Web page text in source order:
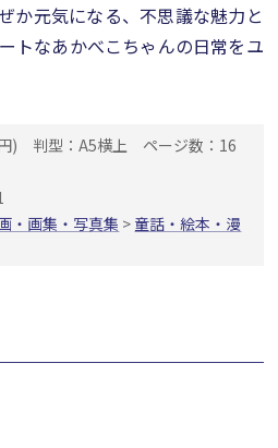
か元気になる、不思議な魅力と
トなあかべこちゃんの日常をユ
) 判型：A5横上
ページ数：16
・画集・写真集 > 童話・絵本・漫